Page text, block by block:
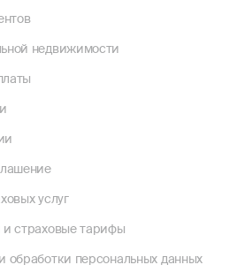
недвижимости
услуг
страховые тарифы
обработки персональных данных